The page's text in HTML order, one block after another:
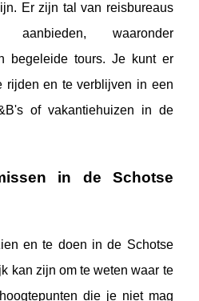
Er zijn tal van reisbureaus
aanbieden, waaronder
begeleide tours. Je kunt er
rijden en te verblijven in een
of vakantiehuizen in de
in de Schotse
en te doen in de Schotse
kan zijn om te weten waar te
die je niet mag